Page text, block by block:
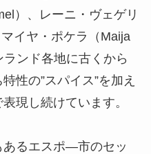
）、レーニ・ヴェゲリ
イヤ・ポケラ（Maija
ンド各地に古くから
性の”スパイス”を加え
現し続けています。
あるエスポ―市のセッ